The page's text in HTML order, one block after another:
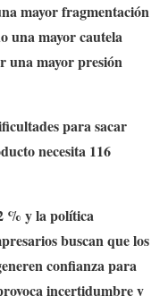
mayor fragmentación
una mayor cautela
una mayor presión
para sacar
necesita 116
% y la política
buscan que los
confianza para
incertidumbre y